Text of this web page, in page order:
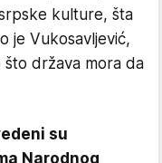
kulture, šta
je Vukosavljević,
država mora da
su
Narodnog